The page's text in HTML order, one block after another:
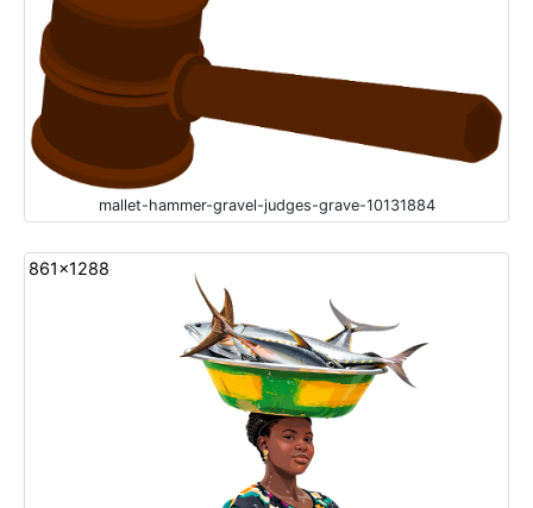
mallet-hammer-gravel-judges-grave-10131884
861x1288